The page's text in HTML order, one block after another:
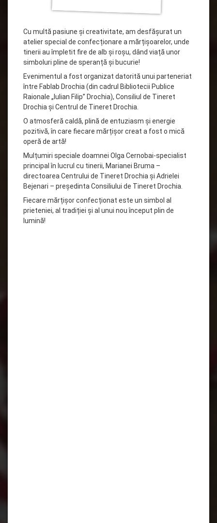
Cu multă pasiune și creativitate, am desfășurat un
atelier special de confecționare a mărțișoarelor, unde
tinerii au împletit fire de alb și roșu, dând viață unor
simboluri pline de speranță și bucurie!
Evenimentul a fost organizat datorită unui parteneriat
între Fablab Drochia (din cadrul Bibliotecii Publice
Raionale „Iulian Filip” Drochia), Consiliul de Tineret
Drochia și Centrul de Tineret Drochia.
O atmosferă caldă, plină de entuziasm și energie
pozitivă, în care fiecare mărțișor creat a fost o mică
operă de artă!
Mulțumiri speciale doamnei Olga Cernobai-specialist
principal în lucrul cu tinerii, Marianei Bruma –
directoarea Centrului de Tineret Drochia și Adrielei
Bejenari – președinta Consiliului de Tineret Drochia.
Fiecare mărțișor confecționat este un simbol al
prieteniei, al tradiției și al unui nou început plin de
lumină!